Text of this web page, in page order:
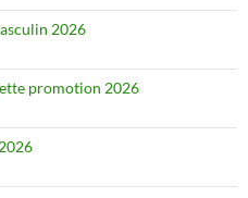
2026
promotion 2026